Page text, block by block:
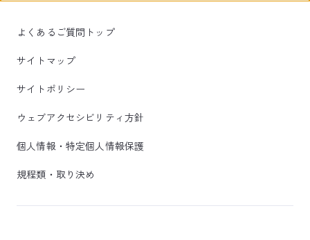
よくあるご質問トップ
サイトマップ
サイトポリシー
ウェブアクセシビリティ方針
個人情報・特定個人情報保護
規程類・取り決め